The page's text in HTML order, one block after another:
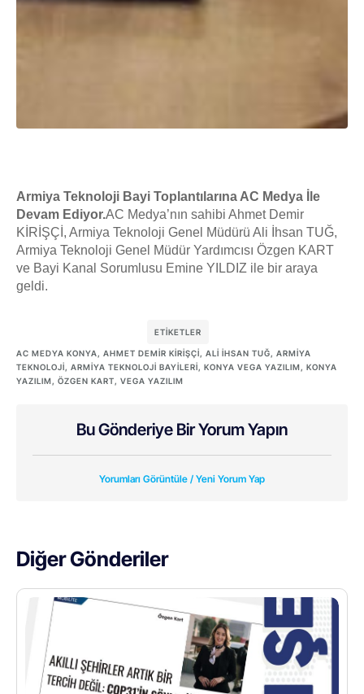
Armiya Teknoloji Bayi Toplantılarına AC Medya İle
Devam Ediyor.AC Medya’nın sahibi Ahmet Demir
KİRİŞÇİ, Armiya Teknoloji Genel Müdürü Ali İhsan TUĞ,
Armiya Teknoloji Genel Müdür Yardımcısı Özgen KART
ve Bayi Kanal Sorumlusu Emine YILDIZ ile bir araya
geldi.
ETIKETLER
AC MEDYA KONYA, AHMET DEMIR KIRIŞÇI, ALI İHSAN TUĞ, ARMIYA
TEKNOLOJI, ARMIYA TEKNOLOJI BAYILERI, KONYA VEGA YAZILIM, KONYA
YAZILIM, ÖZGEN KART, VEGA YAZILIM
Bu Gönderiye Bir Yorum Yapın
Yorumları Görüntüle / Yeni Yorum Yap
Diğer Gönderiler